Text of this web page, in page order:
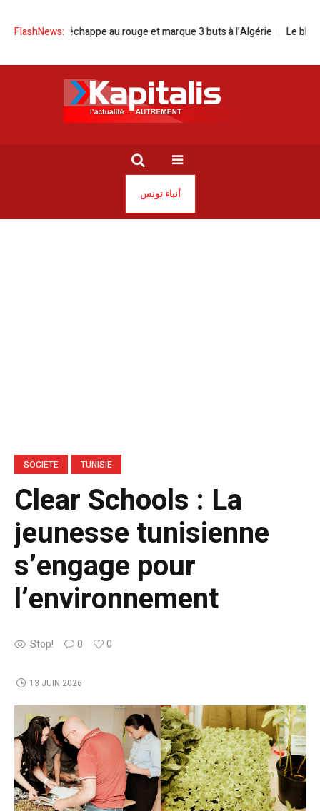
FlashNews:
Messi échappe au rouge et marque 3 buts à l’Algérie Le blues des
أنباء تونس
SOCIETE TUNISIE
Clear Schools : La
jeunesse tunisienne
s’engage pour
l’environnement
Stop! 0 0
13 JUIN 2026